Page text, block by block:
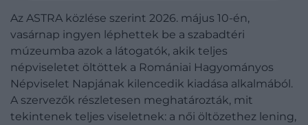
Az ASTRA közlése szerint 2026. május 10-én,
vasárnap ingyen léphettek be a szabadtéri
múzeumba azok a látogatók, akik teljes
népviseletet öltöttek a Romániai Hagyományos
Népviselet Napjának kilencedik kiadása alkalmából.
A szervezők részletesen meghatározták, mit
tekintenek teljes viseletnek: a női öltözethez lening,